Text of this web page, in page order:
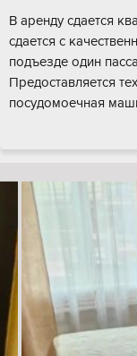
В аренду сдается
сдается с
подъезде один
Предоставляется
посудомоечная